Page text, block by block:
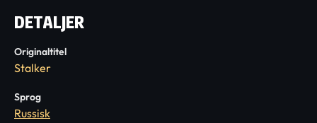
DETALJER
Originaltitel
Stalker
Sprog
Russisk